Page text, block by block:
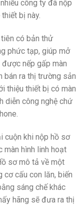
công ty đã nộp
bị này.
có bản thử
phức tạp, giúp mở
được nếp gấp màn
bán ra thị trường sản
thiệu thiết bị có màn
diễn công nghệ chứ
cuộn khi nộp hồ sơ
màn hình linh hoạt
sơ mô tả về một
cơ cấu con lăn, biến
sáng chế khác
hãng sẽ đưa ra thị